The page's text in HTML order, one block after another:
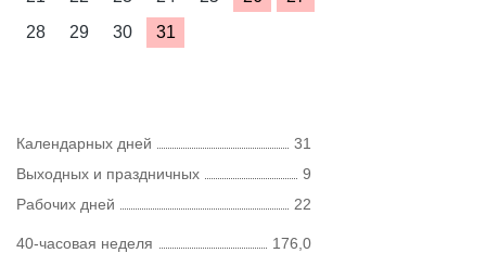
28
29 30 31
Календарных дней
31
Выходных и праздничных
9
Рабочих дней
22
40-часовая неделя
176,0